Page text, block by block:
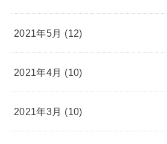
2021年5月 (12)
2021年4月 (10)
2021年3月 (10)